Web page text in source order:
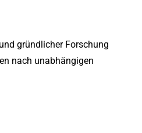
AR
IT
gründlicher Forschung
nach unabhängigen